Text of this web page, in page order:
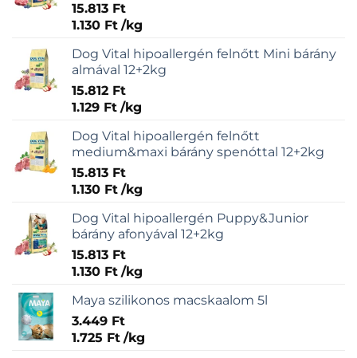
választhatók
15.813 Ft
1.130 Ft /kg
Dog Vital hipoallergén felnőtt Mini bárány
almával 12+2kg
15.812 Ft
1.129 Ft /kg
Dog Vital hipoallergén felnőtt
medium&maxi bárány spenóttal 12+2kg
15.813 Ft
1.130 Ft /kg
Dog Vital hipoallergén Puppy&Junior
bárány afonyával 12+2kg
15.813 Ft
1.130 Ft /kg
Maya szilikonos macskaalom 5l
3.449 Ft
1.725 Ft /kg